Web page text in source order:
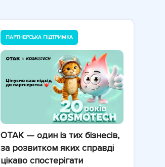
ПАРТНЕРСЬКА ПІДТРИМКА
OTAK — один із тих бізнесів,
за розвитком яких справді
цікаво спостерігати